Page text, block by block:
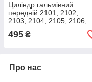
Циліндр гальмівний
передній 2101, 2102,
2103, 2104, 2105, 2106,
2107 HORT HBC 53006
внутрішній лівий
495 ₴
Про нас